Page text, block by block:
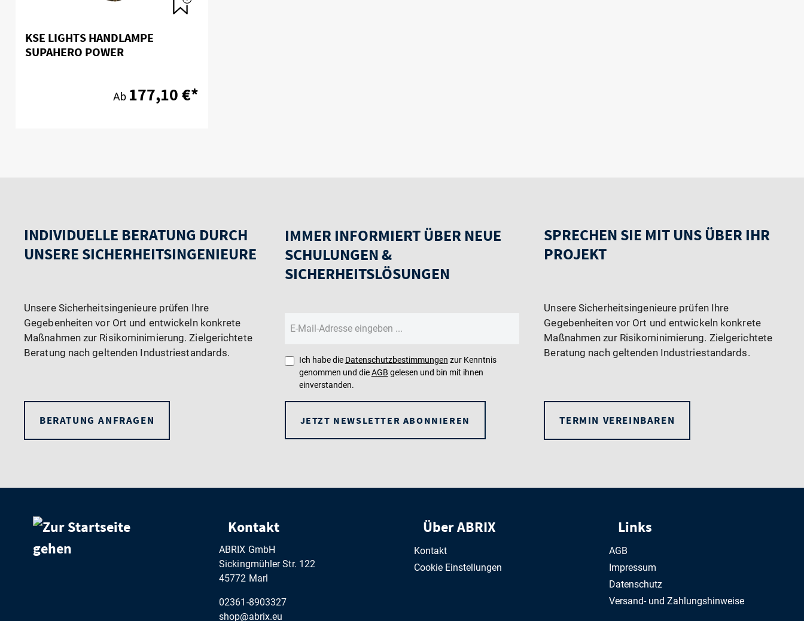
KSE LIGHTS HANDLAMPE
SUPAHERO POWER
Ab 177,10 €*
INDIVIDUELLE BERATUNG DURCH
UNSERE SICHERHEITSINGENIEURE
Unsere Sicherheitsingenieure prüfen Ihre
Gegebenheiten vor Ort und entwickeln konkrete
Maßnahmen zur Risikominimierung. Zielgerichtete
Beratung nach geltenden Industriestandards.
BERATUNG ANFRAGEN
IMMER INFORMIERT ÜBER NEUE
SCHULUNGEN &
SICHERHEITSLÖSUNGEN
Ich habe die Datenschutzbestimmungen zur Kenntnis
genommen und dieAGB gelesen und bin mit ihnen
einverstanden.
JETZT NEWSLETTER ABONNIEREN
SPRECHEN SIE MIT UNS ÜBER IHR
PROJEKT
Unsere Sicherheitsingenieure prüfen Ihre
Gegebenheiten vor Ort und entwickeln konkrete
Maßnahmen zur Risikominimierung. Zielgerichtete
Beratung nach geltenden Industriestandards.
TERMIN VEREINBAREN
Kontakt
ABRIX GmbH
Sickingmühler Str. 122
45772 Marl
02361-8903327
shop@abrix.eu
Über ABRIX
Kontakt
Cookie Einstellungen
Links
AGB
Impressum
Datenschutz
Versand- und Zahlungshinweise